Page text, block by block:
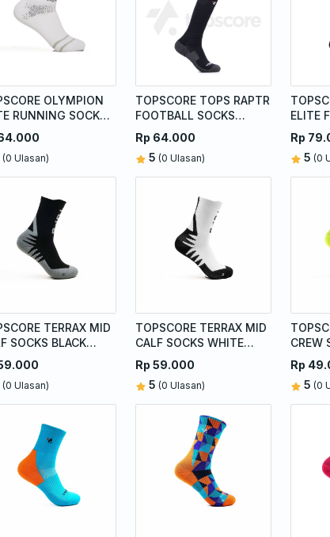
OLYMPION
RUNNING SOCKS
GREY
(0 Ulasan)
TOPSCORE TOPS RAPTR
FOOTBALL SOCKS
BLACK
Rp 64.000
5 (0 Ulasan)
ELITE
BLACK
Rp
5 (0
TERRAX MID
SOCKS BLACK
(0 Ulasan)
TOPSCORE TERRAX MID
CALF SOCKS WHITE
BLACK
Rp 59.000
5 (0 Ulasan)
CREW
GREEN
Rp
5 (0